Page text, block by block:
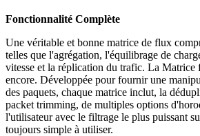
Fonctionnalité Complète
Une véritable et bonne matrice de flux
telles que l'agrégation, l'équilibrage de
vitesse et la réplication du trafic. La Matrice
encore. Développée pour fournir une
des paquets, chaque matrice inclut, la
packet trimming, de multiples options
l'utilisateur avec le filtrage le plus puissant
toujours simple à utiliser.